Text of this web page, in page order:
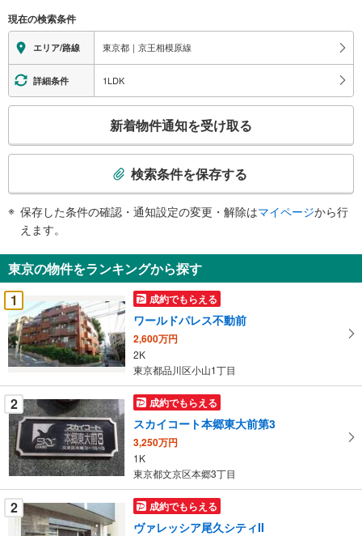
現在の検索条件
エリア/路線 東京都｜京王相模原線
詳細条件 1LDK
検
知
を
受
け
取
る
・
件
を
マ
イ
ペ
ー
ジ
に
新着物件通知を受け取る
検索条件を保存する
保存した条件の確認・通知設定の変更・解除はマイページから行
えます。
東京の物件をランキングから探す
1
成約でもらえる
ワールドパレス不動前
2,600万円
2K
東京都品川区小山1丁目
2 成約でもらえる
スカイコート本郷東大前第3
3,250万円
1K
東京都文京区本郷3丁目
2 成約でもらえる
ヴァレッシア尾久シティII